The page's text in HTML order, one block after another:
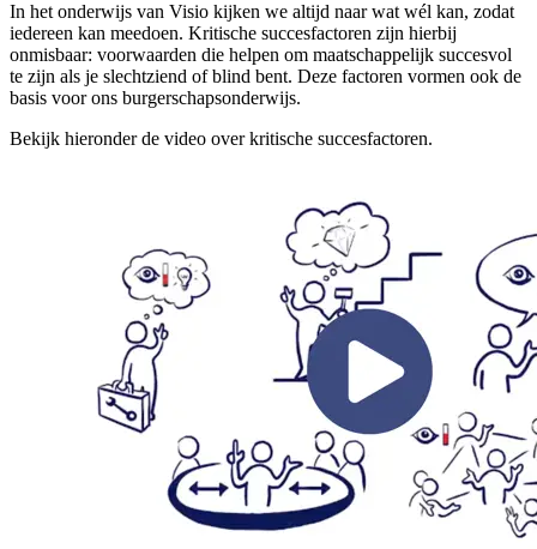
In het onderwijs van Visio kijken we altijd naar wat wél kan, zodat
iedereen kan meedoen. Kritische succesfactoren zijn hierbij
onmisbaar: voorwaarden die helpen om maatschappelijk succesvol
te zijn als je slechtziend of blind bent. Deze factoren vormen ook de
basis voor ons burgerschapsonderwijs.
Bekijk hieronder de video over kritische succesfactoren.